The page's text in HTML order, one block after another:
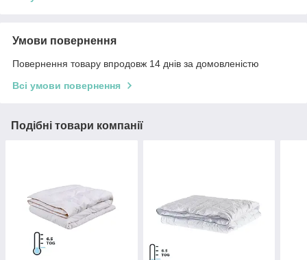
Умови повернення
Повернення товару впродовж 14 днів за домовленістю
Всі умови повернення
Подібні товари компанії